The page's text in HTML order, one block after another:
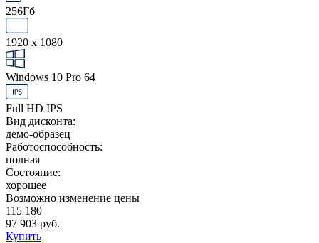
256Гб
1920 x 1080
Windows 10 Pro 64
Full HD IPS
Вид дисконта:
демо-образец
Работоспособность:
полная
Состояние:
хорошее
Возможно изменение цены
115 180
97 903 руб.
Купить